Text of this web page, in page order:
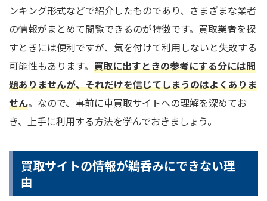
ンキング形式などで紹介したものであり、さまざまな業者
の情報がまとめて閲覧できるのが特徴です。買取業者を探
すときには便利ですが、気を付けて利用しないと失敗する
可能性もあります。 買取に出すときの参考にする分には問
題ありませんが、それだけを信じてしまうのはよくありま
せん。なので、事前に車買取サイトへの理解を深めてお
き、上手に利用する方法を学んでおきましょう。
買取サイトの情報が鵜呑みにできない理
由